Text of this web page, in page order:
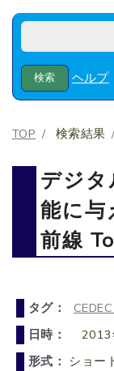
ヘルプ
TOP 検索結果
デジタ
能に与
前線
タグ：
日時：
2013
形式： ショー